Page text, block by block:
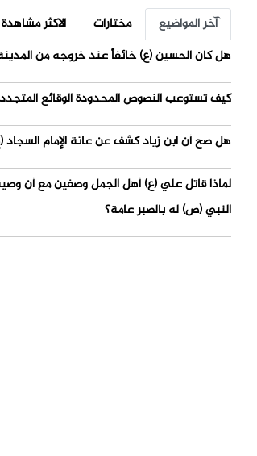
آخر المواضيع مختارات
الاكثر مشاهدة
هل كان الحسين (ع) خائفاً عند خروجه من
كيف تستوعب النصوص المحدودة الوقائع
هل صح أن ابن زياد كشف عن عانة الإمام السجاد
لماذا قاتل علي (ع) أهل الجمل وصفين مع أن
النبي (ص) له بالصبر عامة؟